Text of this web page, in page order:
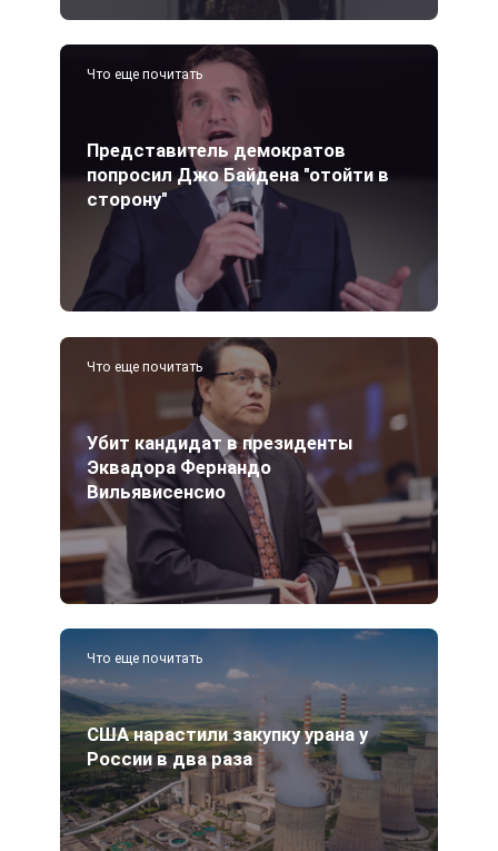
Что еще почитать
Представитель демократов
попросил Джо Байдена "отойти в
сторону"
Что еще почитать
Убит кандидат в президенты
Эквадора Фернандо
Вильявисенсио
Что еще почитать
США нарастили закупку урана у
России в два раза